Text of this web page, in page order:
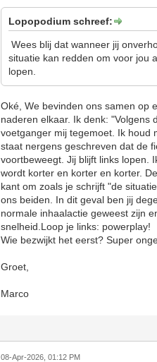
Lopopodium schreef:
Wees blij dat wanneer jij
situatie kan redden om voor jou
lopen.
Oké, We bevinden ons samen op
naderen elkaar. Ik denk: "Volgens
voetganger mij tegemoet. Ik houd
staat nergens geschreven dat de
voortbeweegt. Jij blijft links lopen.
wordt korter en korter en korter.
kant om zoals je schrijft "de
ons beiden. In dit geval ben jij
normale inhaalactie geweest zijn
snelheid.Loop je links: powerplay!
Wie bezwijkt het eerst? Super
Groet,
Marco
08-Apr-2026, 01:12 PM